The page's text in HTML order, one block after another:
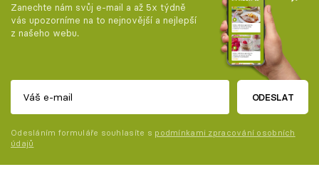
Zanechte nám svůj e-mail a až 5x týdně
vás upozorníme na to nejnovější a nejlepší
z našeho webu.
ODESLAT
Odesláním formuláře souhlasíte s podmínkami zpracování osobních
údajů